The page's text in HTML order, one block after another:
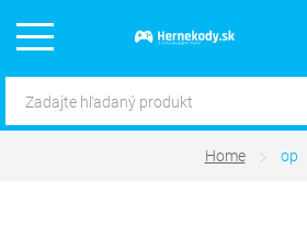
Home op